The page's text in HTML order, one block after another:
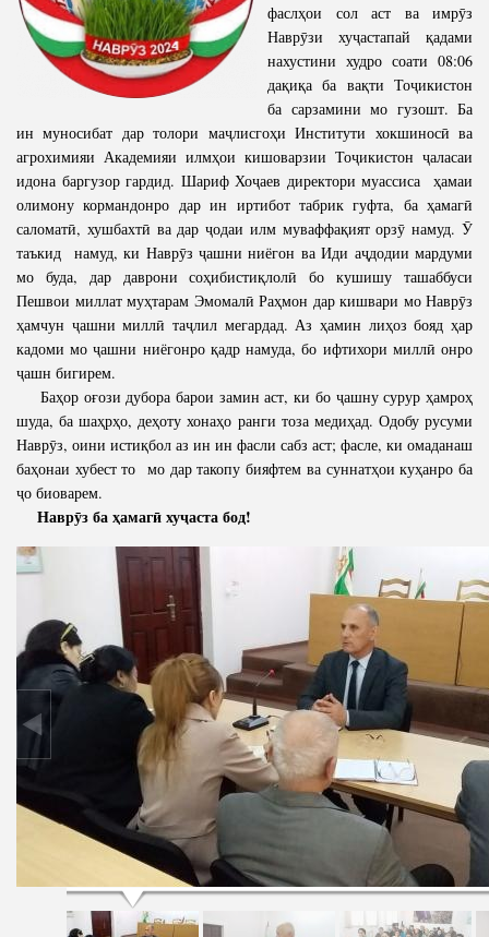
фаслҳои сол аст ва имрӯз
Наврӯзи хуҷастапай қадами
нахустини худро соати 08:06
дақиқа ба вақти Тоҷикистон
ба сарзамини мо гузошт. Ба
ин муносибат дар толори маҷлисгоҳи Институти хокшиносӣ ва
агрохимияи Академияи илмҳои кишоварзии Тоҷикистон ҷаласаи
идона баргузор гардид. Шариф Хоҷаев директори муассиса ҳамаи
олимону кормандонро дар ин иртибот табрик гуфта, ба ҳамагӣ
саломатӣ, хушбахтӣ ва дар ҷодаи илм муваффақият орзӯ намуд. Ӯ
таъкид намуд, ки Наврӯз ҷашни ниёгон ва Иди аҷдодии мардуми
мо буда, дар даврони соҳибистиқлолӣ бо кушишу ташаббуси
Пешвои миллат муҳтарам Эмомалӣ Раҳмон дар кишвари мо Наврӯз
ҳамчун ҷашни миллӣ таҷлил мегардад. Аз ҳамин лиҳоз бояд ҳар
кадоми мо ҷашни ниёгонро қадр намуда, бо ифтихори миллӣ онро
ҷашн бигирем.
Баҳор оғози дубора барои замин аст, ки бо ҷашну сурур ҳамроҳ
шуда, ба шаҳрҳо, деҳоту хонаҳо ранги тоза медиҳад. Одобу русуми
Наврӯз, оини истиқбол аз ин ин фасли сабз аст; фасле, ки омаданаш
баҳонаи хубест то мо дар такопу бияфтем ва суннатҳои куҳанро ба
ҷо биоварем.
Наврӯз ба ҳамагӣ хуҷаста бод!